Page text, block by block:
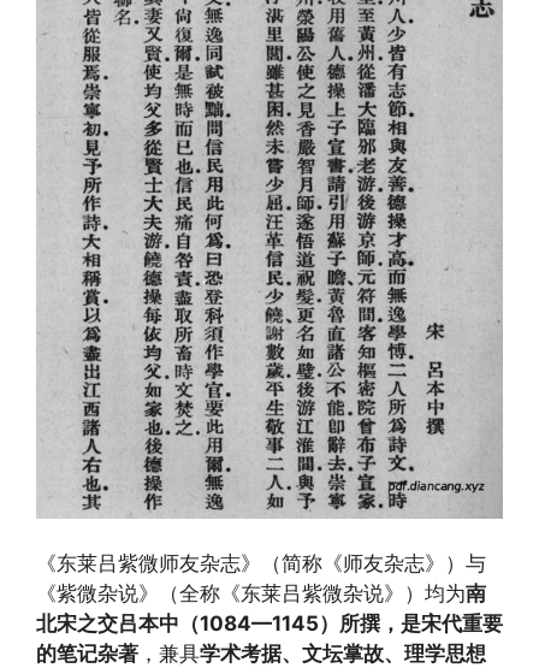
《东莱吕紫微师友杂志》（简称《师友杂志》）与
《紫微杂说》（全称《东莱吕紫微杂说》）均为南
北宋之交吕本中（1084—1145）所撰，是宋代重要
的笔记杂著 ，兼具学术考据、文坛掌故、理学思想